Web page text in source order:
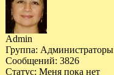
Admin
Группа: Администраторы
Сообщений: 3826
Статус: Меня пока нет